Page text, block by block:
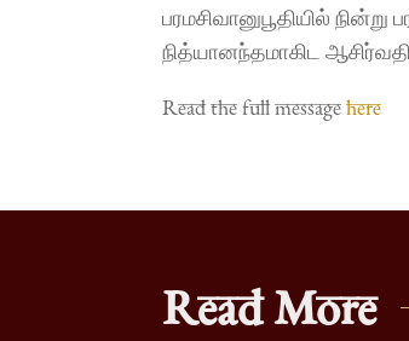
பரமசிவானுபூதியில்
நித்யானந்தமாகிட
Read the full messagehere
Read More